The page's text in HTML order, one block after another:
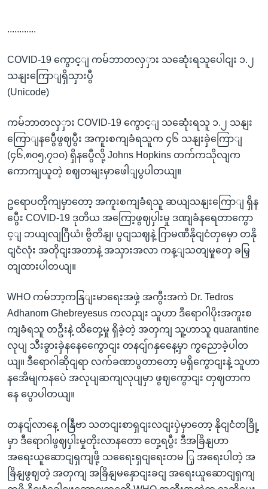
............
COVID-19 ကွောင့ျ ကမ်ဘာတလှှား သဆေုံးရသူပေါငျး ၁.၂
သနျးကြောျရှိသှားပွီ
(Unicode)
ကမ်ဘာတလှှား COVID-19 ကွောင့ျ သဆေုံးရသူ ၁.၂ သနျး
ကြောျနပွေီဖွဈပွီး အကူးစကျခံရသူက ၄၆ သနျးခှဲကြောျ
(၄၆,၈၀၅,၇၁၀) ရှိနပွေီလို့ Johns Hopkins တက်ကသိုလျက
ကောကျယူတဲ့ စဈတမျးမှာဖေါျပွပါတယျ။
ဥရောပတိုကျမှာတော့ အကူးစကျခံရသူ ဆယျသနျးကြောျ ရှိန
ပွေီး COVID-19 ဒုတိယ အကြော့ဖွဈပှါးမှု ဒဏျခံနရေတာကွော
င့ျ ဘယျလျဂြီယံ၊ ဗွိတိနျ၊ ပွငျသဈနဲ့ ဂြာမဏီနိုငျငံတှမှော တနို
ငျငံလုံး အတိုငျးအတာနဲ့ အသှားအလာ ကန့ျသတျမှုတှေ ခမြှ
တျထားပါတယျ။
WHO ကမ်ဘာ့ကနြျးမာရေးအဖှဲ့ အကွီးအကဲ Dr. Tedros
Adhanom Ghebreyesus ကလညျး သူဟာ ဒီရောဂါပိုးအကူးစ
ကျခံရသူ တဦးနဲ့ ထိတှေ့မှု ရှိခဲ့တဲ့ အတှကျ သူ့ဟာသူ quarantine
လုပျ သီးခွားခှဲနနေကွေောငျး တနငျ်ဂနှနေေ့မှာ ကွညောခဲ့ပါတ
ယျ။ ဒီရောဂါဆိုငျရာ လက်ခဏာပွတာတော့ မရှိကွောငျးနဲ့ သူဟာ
နအေိမျကနပေဲ အလုပျဆကျလုပျမှာ ဖွဈကွောငျး တှဈတာက
နေ ပွောပါတယျ။
တနငျ်လာနေ့ ဂနြီဗာ သတငျးစာရှငျးလငျးပှဲမှာတော့ နိုငျငံတခြို့
မှာ ဒီရောဂါဖွဈပှါးမှုတိုးလာနတော တှေ့ရပွီး ဒီအခြိနျဟာ
အရေးယူဆောငျရှကျဖို့ သရေေးရှငျရေးတမ ြှ အရေးပါတဲ့ အ
ခြိနျဖွဈတဲ့ အတှကျ အခြိနျမနှောငျးခငျ အရေးယူဆောငျရှကျ